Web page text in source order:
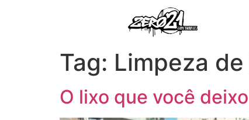
Tag: Limpeza de
O lixo que você